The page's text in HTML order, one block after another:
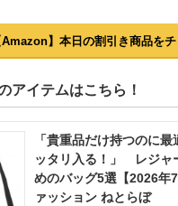
Amazon】本日の割引き商品をチ
アイテムはこちら！
「貴重品だけ持つのに
ッタリ入る！」 レジャ
めのバッグ5選【2026年
ァッション ねとらぼ